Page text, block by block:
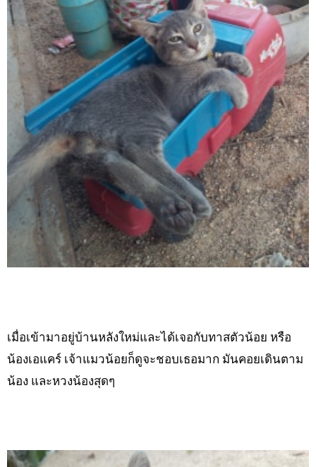
เมื่อเข้ามาอยู่บ้านหลังใหม่และได้เจอกับทาสตัวน้อย หรือ
น้องเอแคร์ เจ้าแมวน้อยก็ดูจะชอบเธอมาก มันคอยเดินตาม
น้อง และหวงน้องสุดๆ